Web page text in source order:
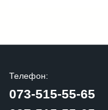
Телефон:
073-515-55-65